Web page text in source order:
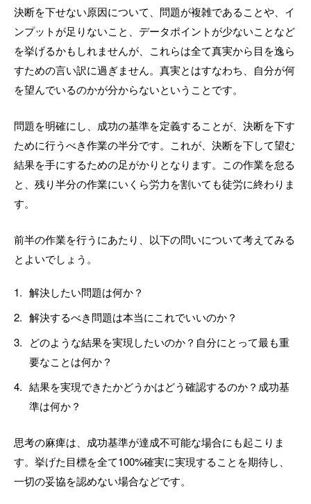
決断を下せない原因について、問題が複雑であることや、イ
ンプットが足りないこと、データポイントが少ないことなど
を挙げるかもしれませんが、これらは全て真実から目を逸ら
すための言い訳に過ぎません。真実とはすなわち、自分が何
を望んでいるのかが分からないということです。
問題を明確にし、成功の基準を定義することが、決断を下す
ために行うべき作業の半分です。これが、決断を下して望む
結果を手にするための足がかりとなります。この作業を怠る
と、残り半分の作業にいくら労力を割いても徒労に終わりま
す。
前半の作業を行うにあたり、以下の問いについて考えてみる
とよいでしょう。
解決したい問題は何か？
解決するべき問題は本当にこれでいいのか？
どのような結果を実現したいのか？自分にとって最も重
要なことは何か？
結果を実現できたかどうかはどう確認するのか？成功基
準は何か？
思考の麻痺は、成功基準が達成不可能な場合にも起こりま
す。挙げた目標を全て100%確実に実現することを期待し、
一切の妥協を認めない場合などです。